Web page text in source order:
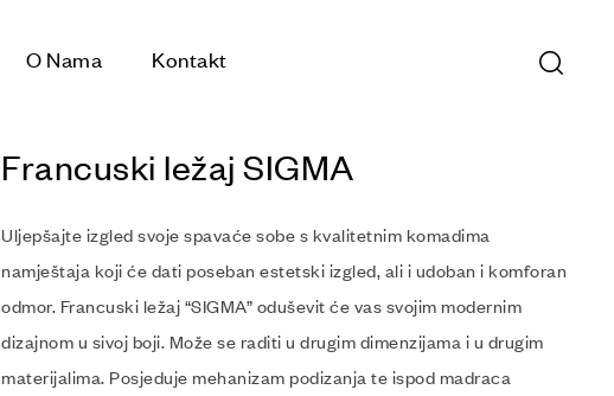
O Nama Kontakt
Francuski ležaj SIGMA
Uljepšajte izgled svoje spavaće sobe s kvalitetnim komadima
namještaja koji će dati poseban estetski izgled, ali i udoban i komforan
odmor. Francuski ležaj “SIGMA” oduševit će vas svojim modernim
dizajnom u sivoj boji. Može se raditi u drugim dimenzijama i u drugim
materijalima. Posjeduje mehanizam podizanja te ispod madraca